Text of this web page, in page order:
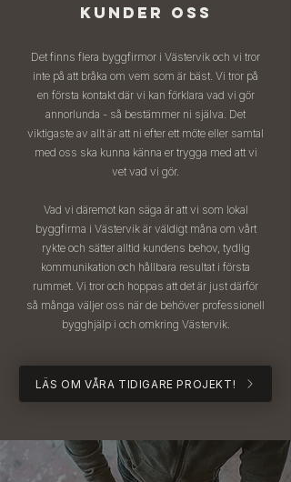
KUNDER OSS
Det finns flera byggfirmor i Västervik och vi tror
inte på att bråka om vem som är bäst. Vi tror på
en första kontakt där vi kan förklara vad vi gör
annorlunda - så bestämmer ni själva. Det
viktigaste av allt är att ni efter ett möte eller samtal
med oss ska kunna känna er trygga med att vi
vet vad vi gör.
Vad vi däremot kan säga är att vi som lokal
byggfirma i Västervik är väldigt måna om vårt
rykte och sätter alltid kundens behov, tydlig
kommunikation och hållbara resultat i första
rummet. Vi tror och hoppas att det är just därför
så många väljer oss när de behöver professionell
bygghjälp i och omkring Västervik.
LÄS OM VÅRA TIDIGARE PROJEKT!